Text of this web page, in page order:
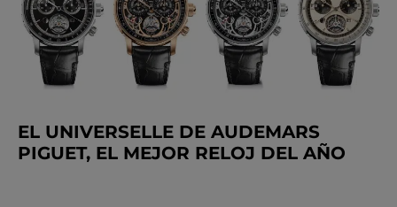
EL UNIVERSELLE DE AUDEMARS
PIGUET, EL MEJOR RELOJ DEL AÑO